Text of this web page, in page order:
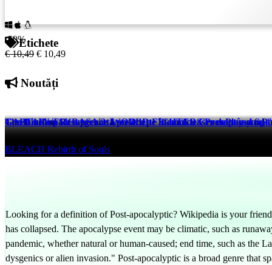
-50%
€ 10,49 € 10,49
Etichete
Noutăți
The Division Resurgence Lansare pe Steam cu Cross-Play și o
Tom Clancy's The Division Resurgence
Genshin Impact o prezintă pe Odette în noul teaser de
Genshin Impact 1 hrs ago
CAPTAIN TSUBASA 2: WORLD FIGHTERS Prezentând
BLEACH Rebirth of Souls
Looking for a definition of Post-apocalyptic? Wikipedia is your
has collapsed. The apocalypse event may be climatic, such as
pandemic, whether natural or human-caused; end time, such as the
dysgenics or alien invasion." Post-apocalyptic is a broad genre that